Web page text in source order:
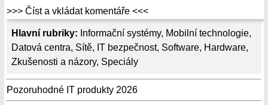
Hlavní rubriky: Informační systémy, Mobilní technologie,
Datová centra, Sítě, IT bezpečnost, Software, Hardware,
Zkušenosti a názory, Speciály
Pozoruhodné IT produkty 2026
>>> Číst a vkládat komentáře <<<